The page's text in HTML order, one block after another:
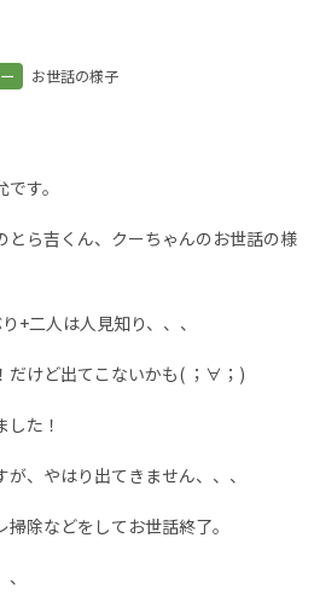
お世話の様子
す。
とら吉くん、クーちゃんのお世話の様
+二人は人見知り、、、
だけど出てこないかも( ；∀；)
た！
、やはり出てきません、、、
除などをしてお世話終了。